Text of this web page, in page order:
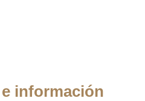
información